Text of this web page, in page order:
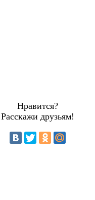
Нравится?
Расскажи друзьям!